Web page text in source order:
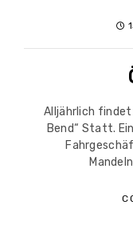
Alljährlich findet
Bend“ Statt.